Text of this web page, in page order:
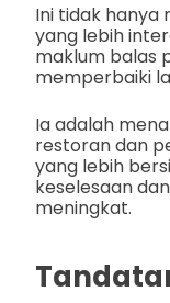
Ini tidak
yang lebih
maklum balas
memperbaiki
Ia adalah
restoran dan
yang lebih
keselesaan
meningkat.